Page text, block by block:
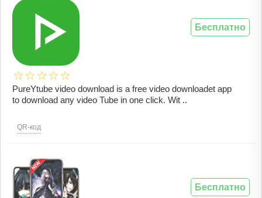
PureYtube video download is a free video downloadet app
to download any video Tube in one click. Wit ..
QR-код
Бесплатно
Бесплатно